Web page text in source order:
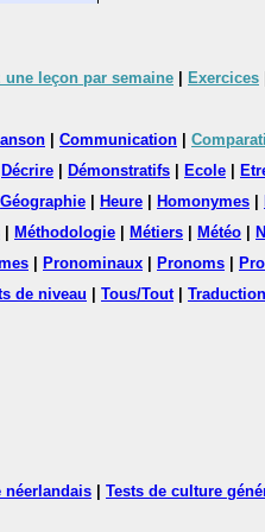
une leçon par semaine Exercices
Communication
Décrire Démonstratifs Ecole
Géographie Heure Homonymes
Méthodologie Métiers Météo
Pronominaux Pronoms
de niveau Tous/Tout|
néerlandais Tests de culture